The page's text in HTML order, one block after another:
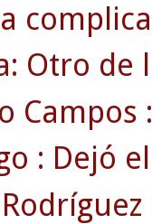
Otro de
: Dejó